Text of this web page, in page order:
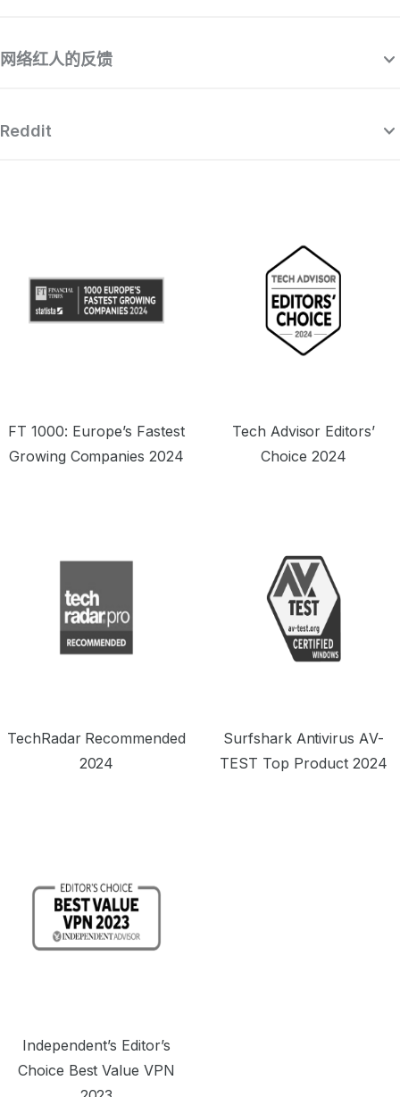
“Surfshark 是一款近乎完美且功能强大的
网络红人的反馈
Reddit
FT 1000: Europe’s Fastest
Growing Companies 2024
Tech Advisor Editors’
Choice 2024
TechRadar Recommended
2024
Surfshark Antivirus AV-
TEST Top Product 2024
Independent’s Editor’s
Choice Best Value VPN